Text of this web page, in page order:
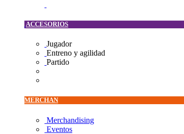
ACCESORIOS
Jugador
Entreno y agilidad
Partido
MERCHAN
Merchandising
Eventos